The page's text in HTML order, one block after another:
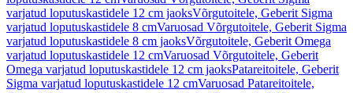
varjatud loputuskastidele 12 cm jaoksVõrgutoitele, Geberit Sigma
varjatud loputuskastidele 8 cmVaruosad Võrgutoitele, Geberit Sigma
varjatud loputuskastidele 8 cm jaoksVõrgutoitele, Geberit Omega
varjatud loputuskastidele 12 cmVaruosad Võrgutoitele, Geberit
Omega varjatud loputuskastidele 12 cm jaoksPatareitoitele, Geberit
Sigma varjatud loputuskastidele 12 cmVaruosad Patareitoitele,